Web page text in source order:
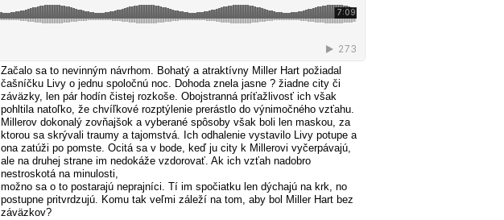
Začalo sa to nevinným návrhom. Bohatý a atraktívny Miller Hart požiadal
čašníčku Livy o jednu spoločnú noc. Dohoda znela jasne ? žiadne city či
záväzky, len pár hodín čistej rozkoše. Obojstranná príťažlivosť ich však
pohltila natoľko, že chvíľkové rozptýlenie prerástlo do výnimočného vzťahu.
Millerov dokonalý zovňajšok a vyberané spôsoby však boli len maskou, za
ktorou sa skrývali traumy a tajomstvá. Ich odhalenie vystavilo Livy potupe a
ona zatúži po pomste. Ocitá sa v bode, keď ju city k Millerovi vyčerpávajú,
ale na druhej strane im nedokáže vzdorovať. Ak ich vzťah nadobro
nestroskotá na minulosti,
možno sa o to postarajú neprajníci. Tí im spočiatku len dýchajú na krk, no
postupne pritvrdzujú. Komu tak veľmi záleží na tom, aby bol Miller Hart bez
záväzkov?